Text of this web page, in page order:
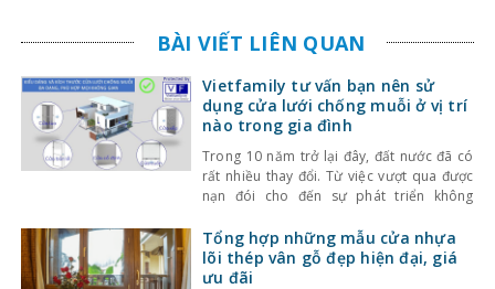
BÀI VIẾT LIÊN QUAN
Vietfamily tư vấn bạn nên sử
dụng cửa lưới chống muỗi ở vị trí
nào trong gia đình
Trong 10 năm trở lại đây, đất nước đã có
rất nhiều thay đổi. Từ việc vượt qua được
nạn đói cho đến sự phát triển không
Bên cạnh sự phát triển đó thì việc bảo vệ
sức khỏe của con người cũng được đặt nên
hàng
Tổng hợp những mẫu cửa nhựa
lõi thép vân gỗ đẹp hiện đại, giá
ưu đãi